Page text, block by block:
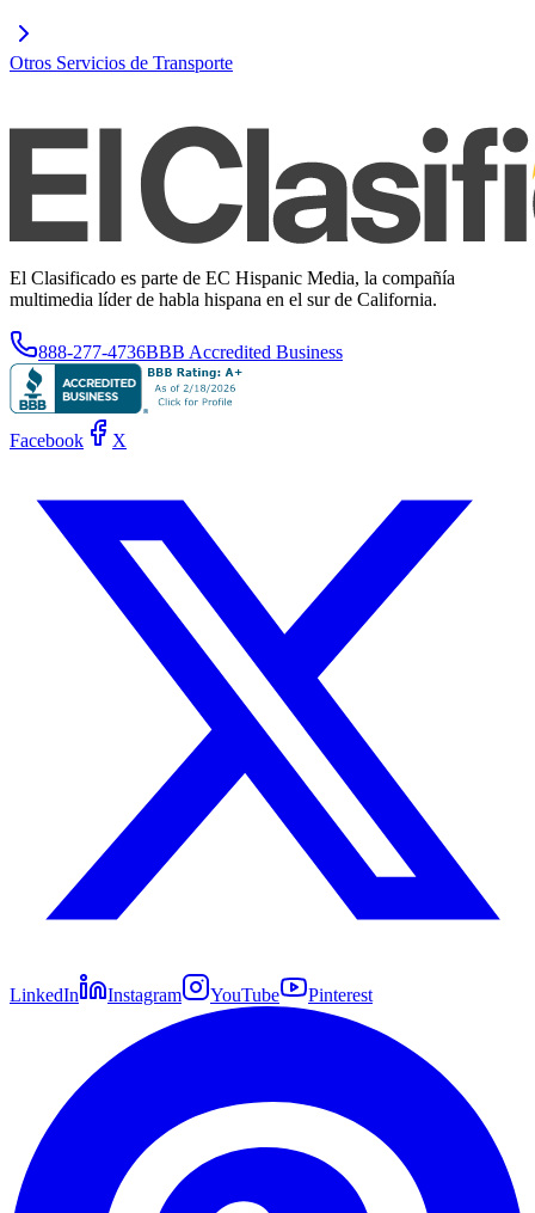
Otros Servicios de Transporte
El Clasificado es parte de EC Hispanic Media, la compañía
multimedia líder de habla hispana en el sur de California.
888-277-4736BBB Accredited Business
Facebook X
LinkedIn Instagram YouTube Pinterest